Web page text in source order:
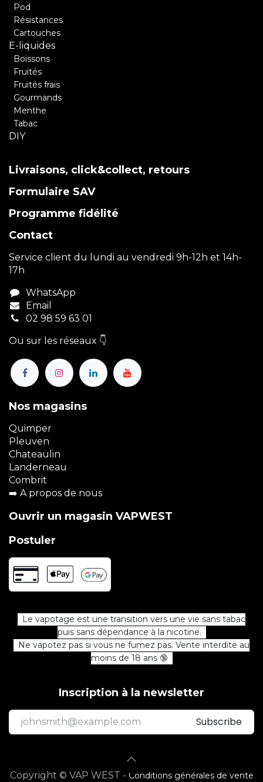
Pod
Résistances
Cartouches
E-liquides
Boissons
Fruités
Fruités frais
Gourmands
Menthe
Tabac
DIY
Livraisons, click&collect, retours
Formulaire SAV
Programme fidélité
Contact
Service client du lundi au vendredi 9h-12h et 14h-
17h
WhatsApp
Email
02 98 59 63 01
Ou sur les réseaux 👇
Nos magasins
Quimper
Pleuven
Chateaulin
Landerneau
Combrit
➡️ A propos de nous
Ouvrir un magasin VAPWEST
Postuler
Le vapotage est une transition vers une vie sans tabac
puis sans dépendance à la nicotine.
Ne vapotez pas si vous ne fumez pas. Vente interdite au
moins de 18 ans 🔞
Inscription à la newsletter
Subscribe
Copyright © VAP WEST - Conditions générales de vente